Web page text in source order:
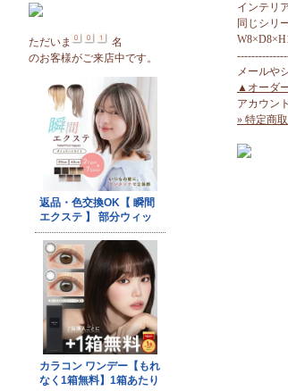
ただいま
名
のお客様がご来店中です。
インテリ
同じシリ
メールや
▲オーダ
アカウン
» 特定商